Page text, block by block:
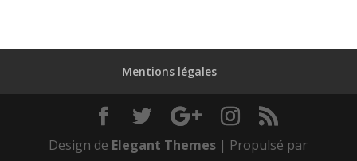
Mentions légales
Design de Elegant Themes | Propulsé par